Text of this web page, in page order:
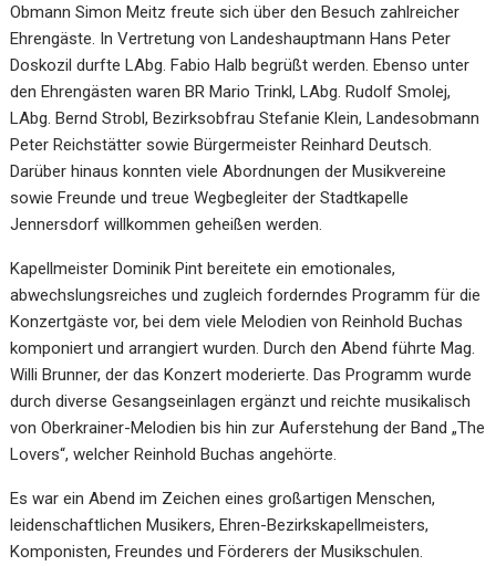
Obmann Simon Meitz freute sich über den Besuch zahlreicher
Ehrengäste. In Vertretung von Landeshauptmann Hans Peter
Doskozil durfte LAbg. Fabio Halb begrüßt werden. Ebenso unter
den Ehrengästen waren BR Mario Trinkl, LAbg. Rudolf Smolej,
LAbg. Bernd Strobl, Bezirksobfrau Stefanie Klein, Landesobmann
Peter Reichstätter sowie Bürgermeister Reinhard Deutsch.
Darüber hinaus konnten viele Abordnungen der Musikvereine
sowie Freunde und treue Wegbegleiter der Stadtkapelle
Jennersdorf willkommen geheißen werden.
Kapellmeister Dominik Pint bereitete ein emotionales,
abwechslungsreiches und zugleich forderndes Programm für die
Konzertgäste vor, bei dem viele Melodien von Reinhold Buchas
komponiert und arrangiert wurden. Durch den Abend führte Mag.
Willi Brunner, der das Konzert moderierte. Das Programm wurde
durch diverse Gesangseinlagen ergänzt und reichte musikalisch
von Oberkrainer-Melodien bis hin zur Auferstehung der Band „The
Lovers“, welcher Reinhold Buchas angehörte.
Es war ein Abend im Zeichen eines großartigen Menschen,
leidenschaftlichen Musikers, Ehren-Bezirkskapellmeisters,
Komponisten, Freundes und Förderers der Musikschulen.